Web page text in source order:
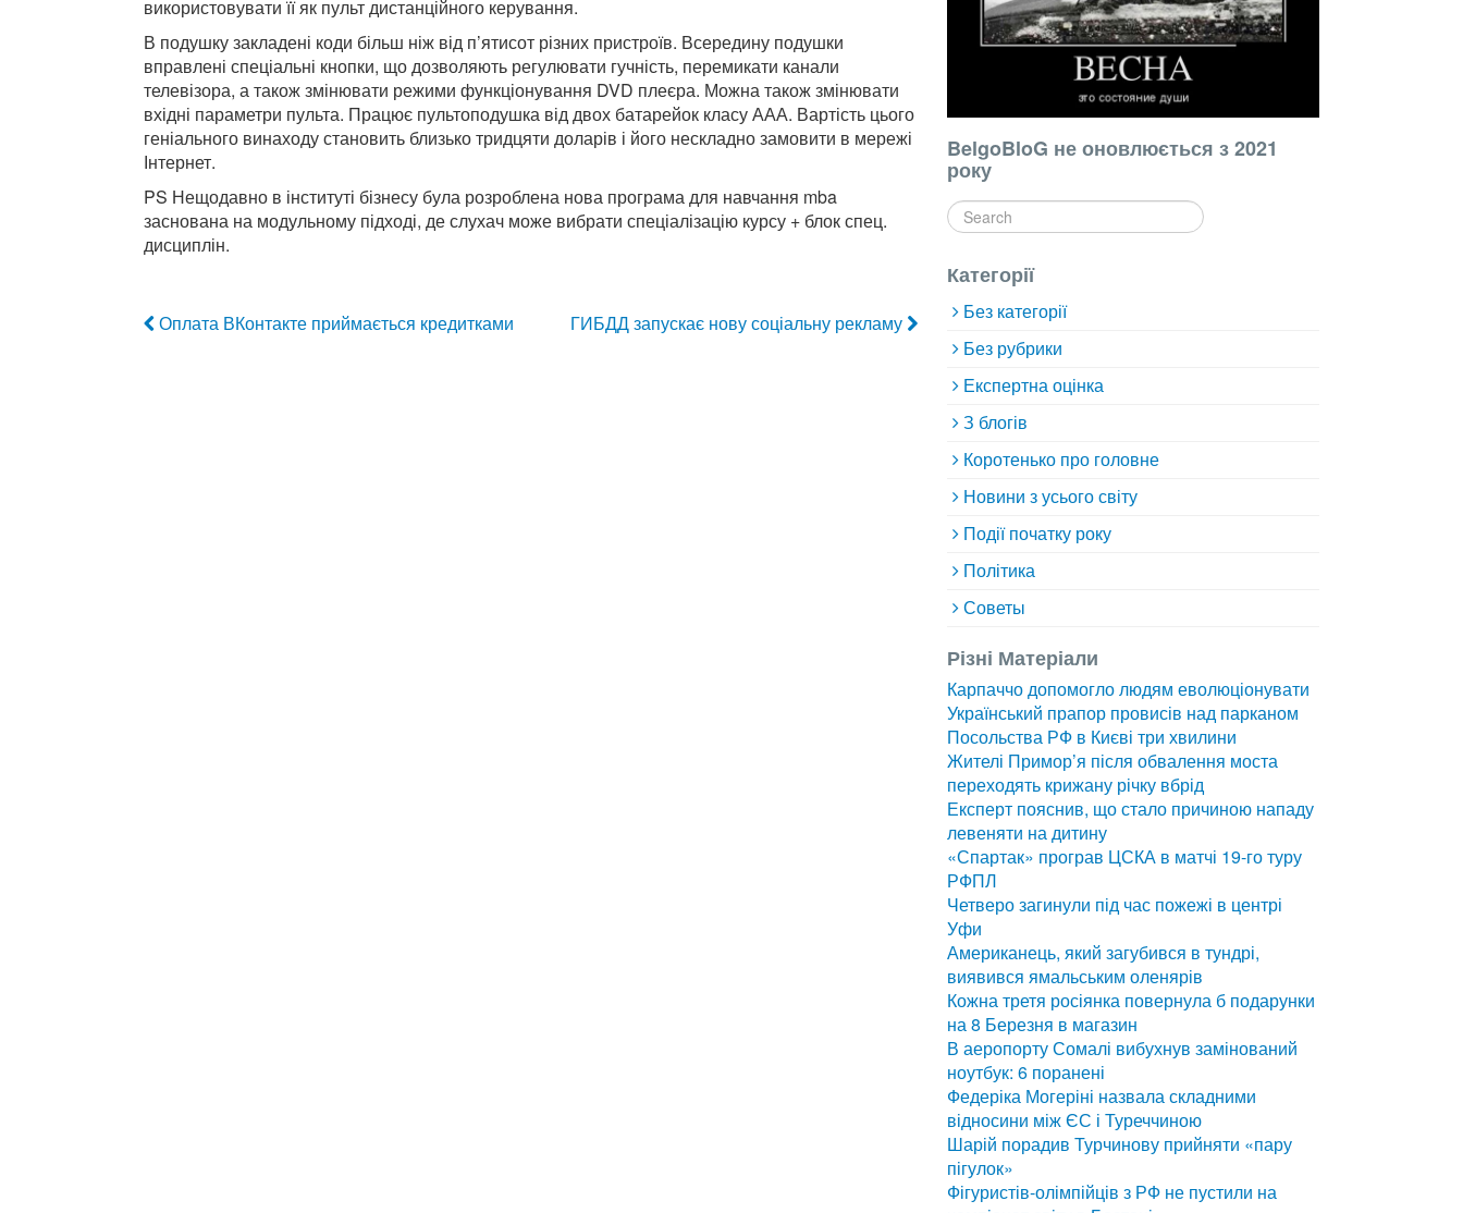
використовувати її як пульт дистанційного керування.
В подушку закладені коди більш ніж від п’ятисот різних пристроїв. Всередину подушки
вправлені спеціальні кнопки, що дозволяють регулювати гучність, перемикати канали
телевізора, а також змінювати режими функціонування DVD плеєра. Можна також змінювати
вхідні параметри пульта. Працює пультоподушка від двох батарейок класу ААА. Вартість цього
геніального винаходу становить близько тридцяти доларів і його нескладно замовити в мережі
Інтернет.
PS Нещодавно в інституті бізнесу була розроблена нова програма для навчання mba
заснована на модульному підході, де слухач може вибрати спеціалізацію курсу + блок спец.
дисциплін.
Оплата ВКонтакте приймається кредитками ГИБДД запускає нову соціальну рекламу
BelgoBloG не оновлюється з 2021
року
Категорії
Без категорії
Без рубрики
Експертна оцінка
З блогів
Коротенько про головне
Новини з усього світу
Події початку року
Політика
Советы
Різні Матеріали
Карпаччо допомогло людям еволюціонувати
Український прапор провисів над парканом
Посольства РФ в Києві три хвилини
Жителі Примор’я після обвалення моста
переходять крижану річку вбрід
Експерт пояснив, що стало причиною нападу
левеняти на дитину
«Спартак» програв ЦСКА в матчі 19-го туру
РФПЛ
Четверо загинули під час пожежі в центрі
Уфи
Американець, який загубився в тундрі,
виявився ямальським оленярів
Кожна третя росіянка повернула б подарунки
на 8 Березня в магазин
В аеропорту Сомалі вибухнув замінований
ноутбук: 6 поранені
Федеріка Могеріні назвала складними
відносини між ЄС і Туреччиною
Шарій порадив Турчинову прийняти «пару
пігулок»
Фігуристів-олімпійців з РФ не пустили на